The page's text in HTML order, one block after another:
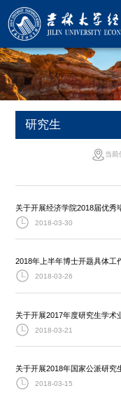
研究生
当前
关于开展经济学院2018届优秀
2018-03-30
2018年上半年博士开题具体工
2018-03-26
关于开展2017年度研究生学术
2018-03-21
关于开展2018年国家公派研究
2018-03-15